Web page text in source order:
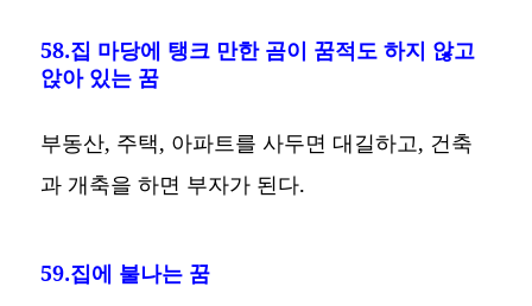
58.집 마당에 탱크 만한 곰이 꿈적도 하지 않고
앉아 있는 꿈
부동산, 주택, 아파트를 사두면 대길하고, 건축
과 개축을 하면 부자가 된다.
59.집에 불나는 꿈